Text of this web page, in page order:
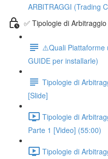
ARBITRAGGI (Trading
✅ Tipologie di
⚠️Quali Piattaforme
GUIDE per installarle)
Tipologie di
[Slide]
Tipologie di
Parte 1 [Video] (55:00)
Tipologie di